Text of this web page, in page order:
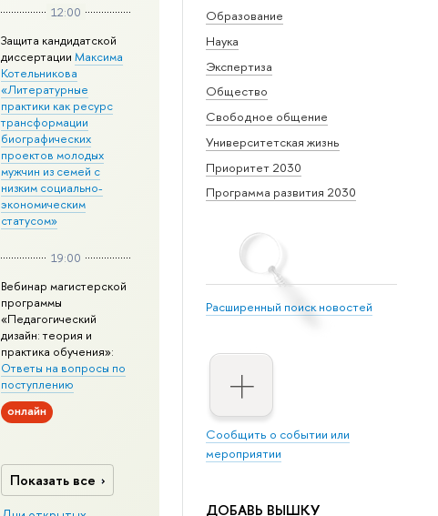
Образование
Наука
Экспертиза
Общество
Свободное общение
Университетская жизнь
Приоритет 2030
Программа развития 2030
Расширенный поиск новостей
Сообщить о событии или
мероприятии
ДОБАВЬ ВЫШКУ
12:00
Защита кандидатской
диссертации Максима
Котельникова
«Литературные
практики как ресурс
трансформации
биографических
проектов молодых
мужчин из семей с
низким социально-
экономическим
статусом»
19:00
Вебинар магистерской
программы
«Педагогический
дизайн: теория и
практика обучения»:
Ответы на вопросы по
поступлению
онлайн
Показать все